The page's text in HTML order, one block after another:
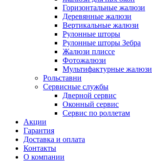
Горизонтальные жалюзи
Деревянные жалюзи
Вертикальные жалюзи
Рулонные шторы
Рулонные шторы Зебра
Жалюзи плиссе
Фотожалюзи
Мультифактурные жалюзи
Рольставни
Сервисные службы
Дверной сервис
Оконный сервис
Сервис по роллетам
Акции
Гарантия
Доставка и оплата
Контакты
О компании